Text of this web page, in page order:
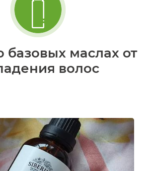
базовых маслах от
волос